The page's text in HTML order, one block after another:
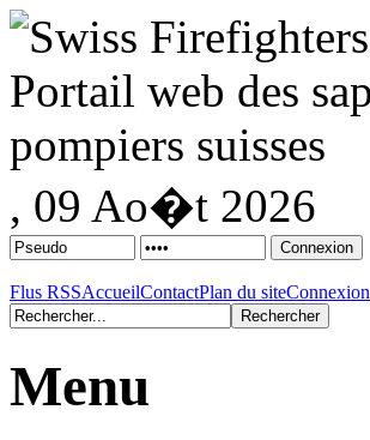
, 09 Ao�t 2026
Flus RSSAccueilContactPlan du siteConnexion
Menu